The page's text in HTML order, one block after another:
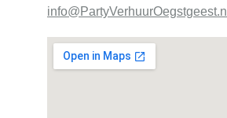
info@PartyVerhuurOegstgeest.nl